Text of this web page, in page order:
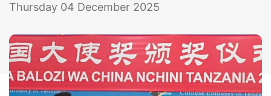
Thursday 04 December 2025